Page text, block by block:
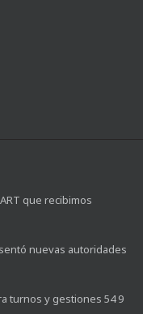
que recibimos
nuevas autoridades
turnos y gestiones 54 9